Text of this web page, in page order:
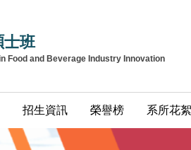
士班
Food and Beverage Industry Innovation
招生資訊 榮譽榜 系所花絮